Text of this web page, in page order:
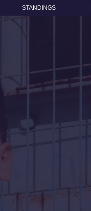
STANDINGS